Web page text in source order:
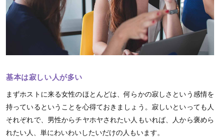
基本は寂しい人が多い
まずホストに来る女性のほとんどは、何らかの寂しさという感情を
持っているということを心得ておきましょう。寂しいといっても人
それぞれで、男性からチヤホヤされたい人もいれば、人から褒めら
れたい人、単にわいわいしたいだけの人もいます。